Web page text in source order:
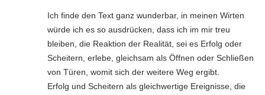
Ich finde den Text ganz wunderbar, in meinen Wirten
würde ich es so ausdrücken, dass ich im mir treu
bleiben, die Reaktion der Realität, sei es Erfolg oder
Scheitern, erlebe, gleichsam als Öffnen oder Schließen
von Türen, womit sich der weitere Weg ergibt.
Erfolg und Scheitern als gleichwertige Ereignisse, die